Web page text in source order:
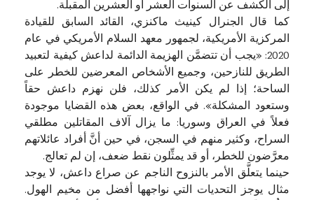
إلى الكشف عن السنوات العشر أو العشرين المقبلة.
كما قال الجنرال كينيث ماكنزي، القائد السابق للقيادة
المركزية الأمريكية، لجمهور معهد السلام الأمريكي في عام
2020: «يجب أن تتضمَّن الهزيمة الدائمة لداعش كيفية لتعبيد
الطريق للنازحين، وجميع الأشخاص المعرضين للخطر على
الساحة؛ إذا لم يكن الأمر كذلك، فلن نهزم داعش حقاً
وستعود المشكلة». في الواقع، بعض هذه القضايا موجودة
فعلاً في العراق وسوريا: ما يزال آلاف المقاتلين مطلقي
السراح، وكثير منهم في السجن، في حين أنَّ أفراد عائلاتهم
معرَّضون للخطر، أو قد يمثِّلون نقط ضعف، إن لم تعالج.
حينما يتعلَّق الأمر بالنزوح الناجم عن صراع داعش، لا يوجد
مثال يوجز التحديات التي نواجهها أفضل من مخيم الهول.